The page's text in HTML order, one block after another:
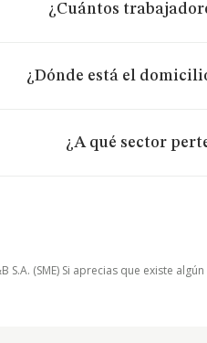
¿Cuántos
¿Dónde está el
¿A qué sector
(SME) Si aprecias que existe